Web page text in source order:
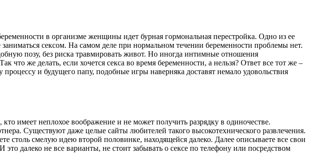
в организме женщины идет бурная гормональная перестройка. Одно из ее
сексом. На самом деле при нормальном течении беременности проблемы нет.
позу, без риска травмировать живот. Но иногда интимные отношения
же делать, если хочется секса во время беременности, а нельзя? Ответ все тот же –
и будущего папу, подобные игры наверняка доставят немало удовольствия
имеет неплохое воображение и не может получить разрядку в одиночестве.
Существуют даже целые сайты любителей такого высокотехнического развлечения.
столь смелую идею второй половинке, находящейся далеко. Далее описываете все свои
далеко не все варианты, не стоит забывать о сексе по телефону или посредством